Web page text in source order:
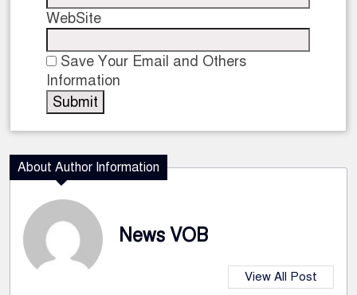
WebSite
Save Your Email and Others
Information
About Author Information
News VOB
View All Post